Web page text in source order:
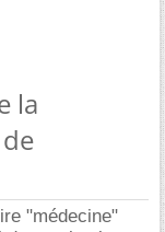
la
"médecine"